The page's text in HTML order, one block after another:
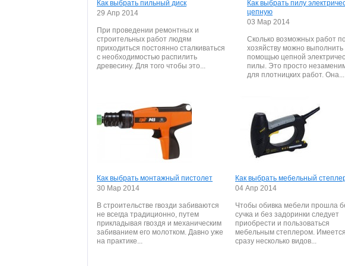
Как выбрать пильный диск
29 Апр 2014
При проведении ремонтных и
строительных работ людям
приходиться постоянно сталкиваться
с необходимостью распилить
древесину. Для того чтобы это...
Как выбрать пилу
цепную
03 Мар 2014
Сколько возможных работ по
хозяйству можно выполнить
помощью цепной
пилы. Это просто
для плотницких работ. Она...
Как выбрать монтажный пистолет
30 Мар 2014
В строительстве гвозди забиваются
не всегда традиционно, путем
прикладывая гвоздя и механическим
забиванием его молотком. Давно уже
на практике...
Как выбрать мебельный
04 Апр 2014
Чтобы обивка мебели прошла
сучка и без задоринки следует
приобрести и пользоваться
мебельным степлером. Имеется
сразу несколько видов...